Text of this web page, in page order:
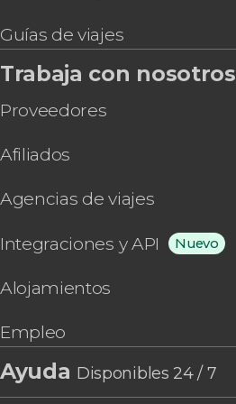
Guías de viajes
Trabaja con nosotros
Proveedores
Afiliados
Agencias de viajes
Integraciones y API Nuevo
Alojamientos
Empleo
Ayuda Disponibles 24 / 7